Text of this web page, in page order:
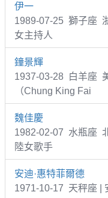
伊一
1989-07-25 獅子座
女主持人
鐘景輝
1937-03-28 白羊座
（Chung King Fai
魏佳慶
1982-02-07 水瓶座
陸女歌手
安迪·惠特菲爾德
1971-10-17 天秤座 |